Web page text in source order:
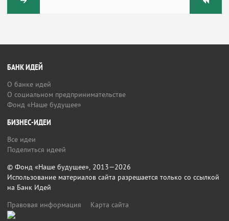
БАНК ИДЕЙ
О банке идей
О социальном предпринимательстве
Фонд «Наше будущее»
БИЗНЕС-ИДЕИ
Все идеи
Поделиться идеей
© Фонд «Наше будущее», 2013—2026
Использование материалов сайта разрешается только со ссылкой
на Банк Идей
Правовая информация
Карта сайта